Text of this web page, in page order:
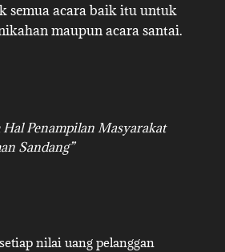
semua acara baik itu untuk
maupun acara santai.
Hal Penampilan Masyarakat
Sandang”
nilai uang pelanggan